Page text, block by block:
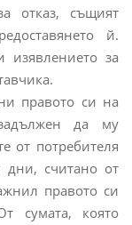
отказ, същият
й.
изявлението за
правото си на
да му
от потребителя
дни, считано от
правото си
сумата, която